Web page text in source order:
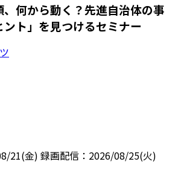
何から動く？先進自治体の事
ト」を見つけるセミナー
21(金) 録画配信：2026/08/25(火)